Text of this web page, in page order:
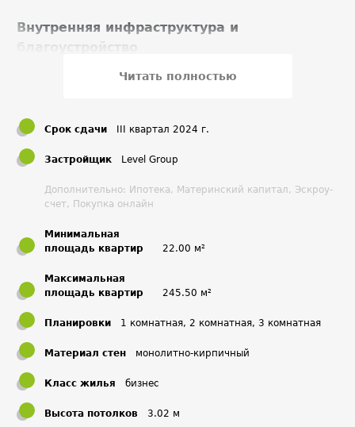
Внутренняя инфраструктура и
благоустройство
На территории квартала будут построены три
этажах откроются кафе, магазины, аптеки.
многоуровневый двор, плавно переходящий в
парк. Главной достопримечательностью двора
будет видовой мост протяженностью 268 м. В
уникальная двухуровневая детская площадка.
Читать полностью
Срок сдачи III квартал 2024 г.
Застройщик Level Group
Дополнительно: Ипотека, Материнский капитал, Эскроу-
счет, Покупка онлайн
Минимальная
площадь квартир
22.00 м²
Максимальная
площадь квартир
245.50 м²
Планировки 1 комнатная, 2 комнатная, 3 комнатная
Материал стен монолитно-кирпичный
Класс жилья бизнес
Высота потолков 3.02 м